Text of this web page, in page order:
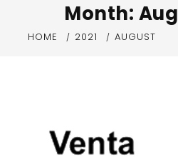
Month:
HOME 2021 AUGUST